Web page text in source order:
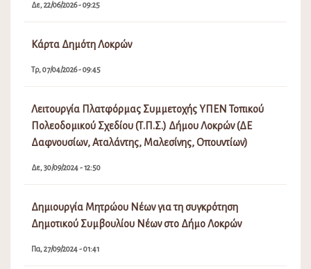
Δε, 22/06/2026 - 09:25
Κάρτα Δημότη Λοκρών
Τρ, 07/04/2026 - 09:45
Λειτουργία Πλατφόρμας Συμμετοχής ΥΠΕΝ Τοπικού
Πολεοδομικού Σχεδίου (Τ.Π.Σ.) Δήμου Λοκρών (ΔΕ
Δαφνουσίων, Αταλάντης, Μαλεσίνης, Οπουντίων)
Δε, 30/09/2024 - 12:50
Δημιουργία Μητρώου Νέων για τη συγκρότηση
Δημοτικού Συμβουλίου Νέων στο Δήμο Λοκρών
Πα, 27/09/2024 - 01:41